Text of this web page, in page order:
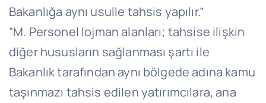
Bakanlığa aynı usulle tahsis yapılır.”
“M. Personel lojman alanları; tahsise ilişkin
diğer hususların sağlanması şartı ile
Bakanlık tarafından aynı bölgede adına kamu
taşınmazı tahsis edilen yatırımcılara, ana